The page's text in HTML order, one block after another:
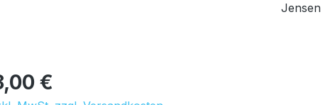
Jensen
Preis: €